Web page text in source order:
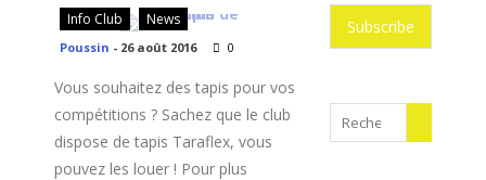
Info Club News
Poussin - 26 août 2016 0
Vous souhaitez des tapis pour vos
compétitions ? Sachez que le club
dispose de tapis Taraflex, vous
pouvez les louer ! Pour plus
for: